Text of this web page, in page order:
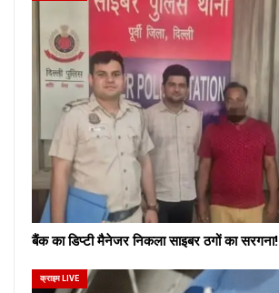
बैंक का डिप्टी मैनेजर निकला साइबर ठगों का सरगना!
क्राइम LIVE